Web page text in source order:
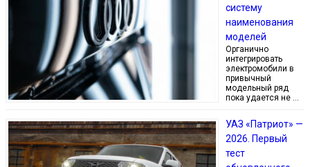
систему
наименования
моделей
Органично
интегрировать
электромобили в
привычный
модельный ряд
пока удается не …
УАЗ «Патриот» —
2026. Первый
тест